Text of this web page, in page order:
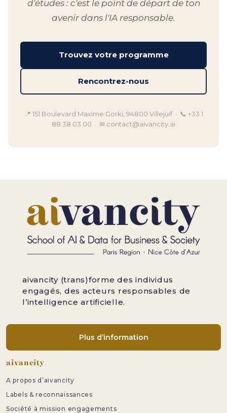
d'études : c'est le point de départ de ton
avenir dans l'IA responsable.
Trouvez votre programme
Rencontrez-nous
📍 151 Boulevard Maxime Gorki, 94800 Villejuif · 📞 +33 1
88 38 03 00 · ✉ contact@aivancity.ai
aivancity (trans)forme des individus
engagés, des acteurs responsables de
l’intelligence artificielle.
Plus d’information
Pied de page
aivancity
A propos d’aivancity
Labels & reconnaissances
Société à mission engagements